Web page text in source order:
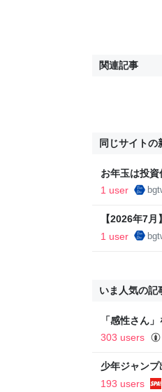
関連記事
同じサイトの
お年玉は投
成・運用記
1 user
【2026年7
Dad | 双子パ
1 user
いま人気の記
「感性さん
303 users
少年ジャン
返る。「ヘル
193 users